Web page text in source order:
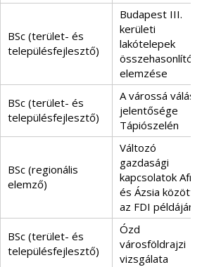
BSc (terület- és
településfejlesztő)
Budapest III.
kerületi
lakótelepek
összehasonlító
elemzése
BSc (terület- és
településfejlesztő)
A várossá válás
jelentősége
Tápiószelén
BSc (regionális
elemző)
Változó
gazdasági
kapcsolatok
és Ázsia között
az FDI példáján
BSc (terület- és
településfejlesztő)
Ózd
városföldrajzi
vizsgálata